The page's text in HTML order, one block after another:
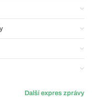
Další expres zprávy